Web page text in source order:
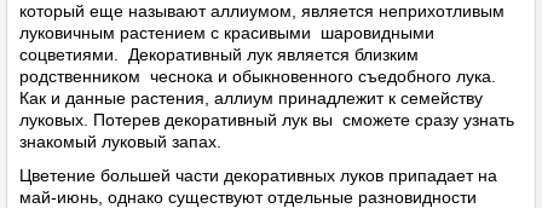
который еще называют аллиумом, является неприхотливым
луковичным растением с красивыми шаровидными
соцветиями. Декоративный лук является близким
родственником чеснока и обыкновенного съедобного лука.
Как и данные растения, аллиум принадлежит к семейству
луковых. Потерев декоративный лук вы сможете сразу узнать
знакомый луковый запах.
Цветение большей части декоративных луков припадает на
май-июнь, однако существуют отдельные разновидности